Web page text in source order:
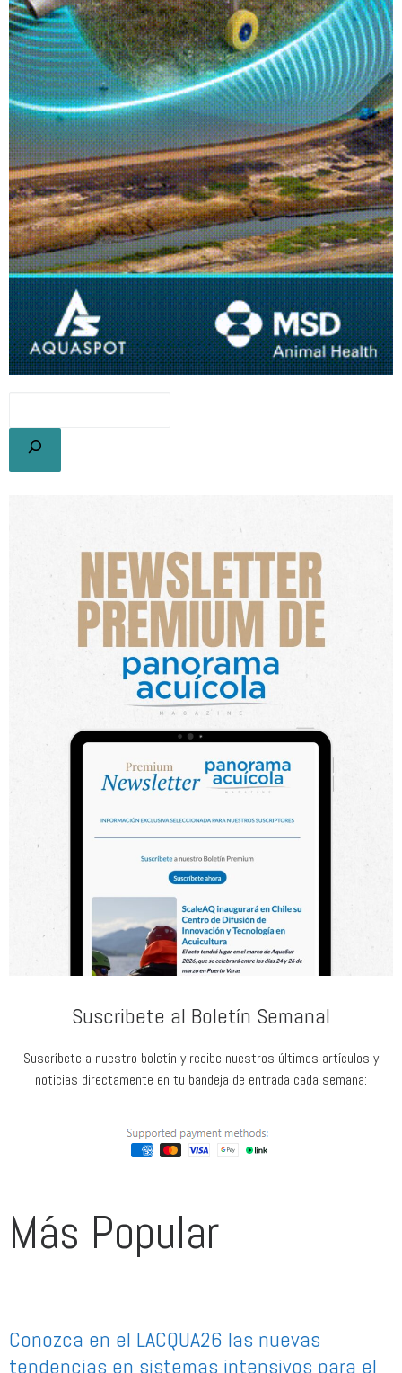
Suscribete al Boletín Semanal
Suscríbete a nuestro boletín y recibe nuestros últimos artículos y
noticias directamente en tu bandeja de entrada cada semana:
Más Popular
Conozca en el LACQUA26 las nuevas
tendencias en sistemas intensivos para el